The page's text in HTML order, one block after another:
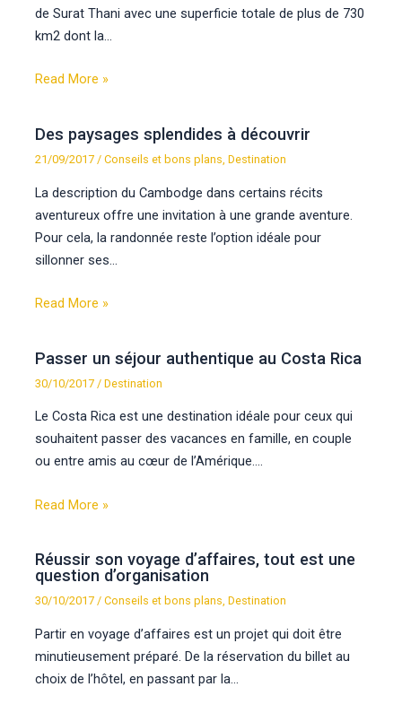
de Surat Thani avec une superficie totale de plus de 730
km2 dont la…
Read More »
Des paysages splendides à découvrir
21/09/2017/Conseils et bons plans,Destination
La description du Cambodge dans certains récits
aventureux offre une invitation à une grande aventure.
Pour cela, la randonnée reste l’option idéale pour
sillonner ses…
Read More »
Passer un séjour authentique au Costa Rica
30/10/2017 /Destination
Le Costa Rica est une destination idéale pour ceux qui
souhaitent passer des vacances en famille, en couple
ou entre amis au cœur de l’Amérique.…
Read More »
Réussir son voyage d’affaires, tout est une
question d’organisation
30/10/2017/Conseils et bons plans,Destination
Partir en voyage d’affaires est un projet qui doit être
minutieusement préparé. De la réservation du billet au
choix de l’hôtel, en passant par la…